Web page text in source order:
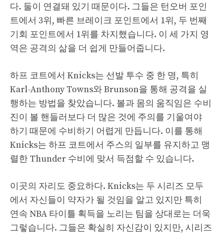
다. 둘이 연결돼 있기 때문이다. 그들은 턴오버 포인
트에서 3위, 빠른 브레이크 포인트에서 1위, 두 번째
기회 포인트에서 1위를 차지했습니다. 이 세 가지 영
역은 공격의 삶을 더 쉽게 만들어줍니다.
하프 코트에서 Knicks는 선발 투수 중 한 명, 특히
Karl-Anthony Towns와 Brunson을 통해 공격을 실
행하는 방법을 찾았습니다. 볼과 몸의 움직임은 수비
진이 볼 핸들러보다 더 많은 것에 주의를 기울여야
하기 때문에 수비하기 어렵게 만듭니다. 이를 통해
Knicks는 하프 코트에서 주스의 일부를 유지하고 맹
렬한 Thunder 수비에 맞서 득점할 수 있습니다.
이곳의 자리도 중요하다. Knicks는 두 시리즈 모두
에서 자신들이 약자가 될 것임을 알고 있지만 특히
연속 NBA 타이틀 획득을 노리는 팀을 상대로는 더욱
그렇습니다. 그들은 확실히 자신감이 있지만, 시리즈